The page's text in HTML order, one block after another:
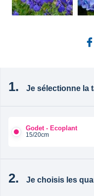
Je sélectionne la
Godet - Ecoplant
15/20cm
Je choisis les